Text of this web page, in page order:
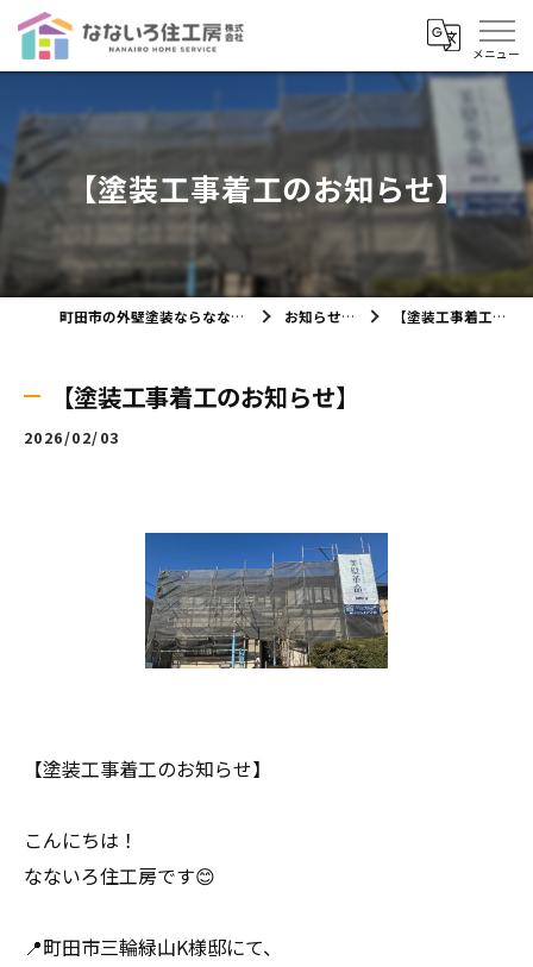
【塗装工事着工のお知らせ】
町田市の外壁塗装ならなないろ住工房株式会社 お知らせ・ブログ 【塗装工事着工のお知らせ】
【塗装工事着工のお知らせ】
2026/02/03
【塗装工事着工のお知らせ】
こんにちは！
なないろ住工房です😊
📍町田市三輪緑山K様邸にて、